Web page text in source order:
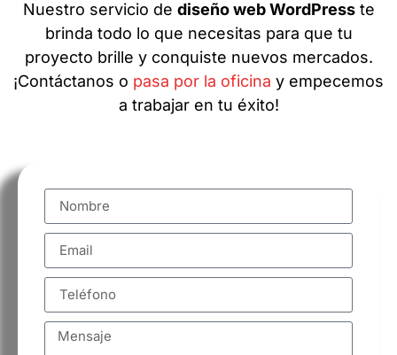
Nuestro servicio de diseño web WordPresste
brinda todo lo que necesitas para que tu
proyecto brille y conquiste nuevos mercados.
¡Contáctanos o pasa por la oficina y empecemos
a trabajar en tu éxito!